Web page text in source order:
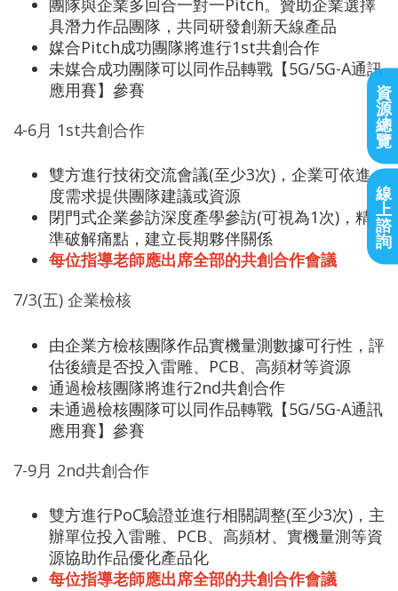
具潛力作品團隊，共同研發創新天線產品
媒合Pitch成功團隊將進行1st共創合作
未媒合成功團隊可以同作品轉戰【5G/5G-A通訊
應用賽】參賽
4-6月 1st共創合作
雙方進行技術交流會議(至少3次)，企業可依進
度需求提供團隊建議或資源
閉門式企業參訪深度產學參訪(可視為1次)，精
準破解痛點，建立長期夥伴關係
每位指導老師應出席全部的共創合作會議
7/3(五) 企業檢核
由企業方檢核團隊作品實機量測數據可行性，評
估後續是否投入雷雕、PCB、高頻材等資源
通過檢核團隊將進行2nd共創合作
未通過檢核團隊可以同作品轉戰【5G/5G-A通訊
應用賽】參賽
7-9月 2nd共創合作
雙方進行PoC驗證並進行相關調整(至少3次)，主
辦單位投入雷雕、PCB、高頻材、實機量測等資
源協助作品優化產品化
每位指導老師應出席全部的共創合作會議
資
源
總
覽
線
上
諮
詢